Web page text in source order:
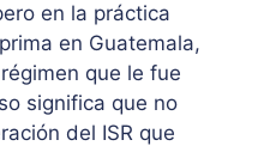
en la práctica
en Guatemala,
que le fue
significa que no
del ISR que